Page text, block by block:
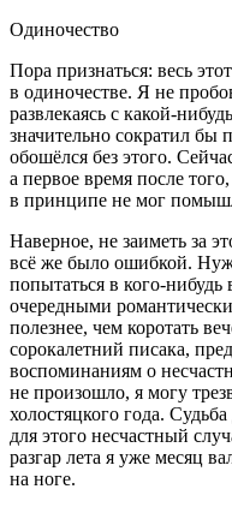
Одиночество
Пора признаться: весь
в одиночестве. Я не
развлекаясь с какой-
значительно сократил бы
обошёлся без этого.
а первое время после
в принципе не мог
Наверное, не заиметь за
всё же было ошибкой.
попытаться в кого-
очередными
полезнее, чем коротать
сорокалетний писака,
воспоминаниям о
не произошло, я могу
холостяцкого года.
для этого несчастный
разгар лета я уже месяц
на ноге.